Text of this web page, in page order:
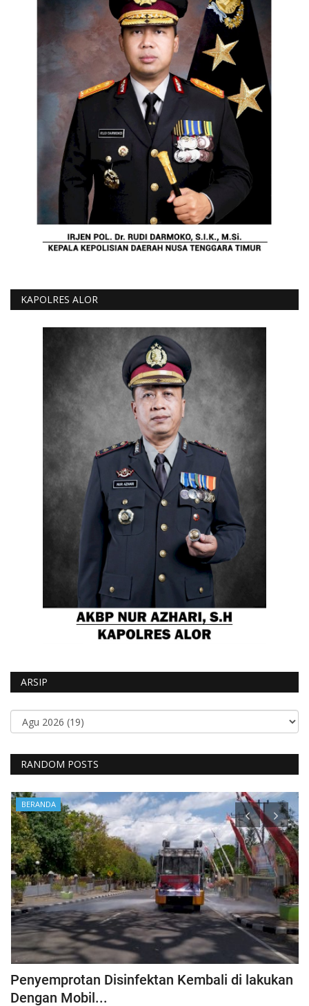
KAPOLRES ALOR
ARSIP
RANDOM POSTS
BERANDA
Penyemprotan Disinfektan Kembali di lakukan
Dengan Mobil...